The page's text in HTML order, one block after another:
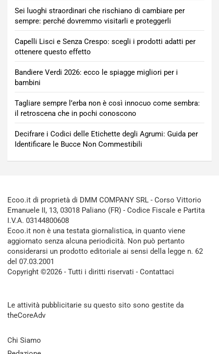
Sei luoghi straordinari che rischiano di cambiare per
sempre: perché dovremmo visitarli e proteggerli
Capelli Lisci e Senza Crespo: scegli i prodotti adatti per
ottenere questo effetto
Bandiere Verdi 2026: ecco le spiagge migliori per i
bambini
Tagliare sempre l’erba non è così innocuo come sembra:
il retroscena che in pochi conoscono
Decifrare i Codici delle Etichette degli Agrumi: Guida per
Identificare le Bucce Non Commestibili
Ecoo.it di proprietà di DMM COMPANY SRL - Corso Vittorio
Emanuele II, 13, 03018 Paliano (FR) - Codice Fiscale e Partita
I.V.A. 03144800608
Ecoo.it non è una testata giornalistica, in quanto viene
aggiornato senza alcuna periodicità. Non può pertanto
considerarsi un prodotto editoriale ai sensi della legge n. 62
del 07.03.2001
Copyright ©2026 - Tutti i diritti riservati - Contattaci
Le attività pubblicitarie su questo sito sono gestite da
theCoreAdv
Chi Siamo